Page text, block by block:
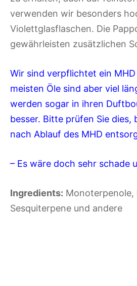
verwenden wir besonders
Violettglasflaschen. Die
gewährleisten zusätzlichen
Wir sind verpflichtet ein
meisten Öle sind aber viel
werden sogar in ihren
besser. Bitte prüfen Sie dies,
nach Ablauf des MHD
– Es wäre doch sehr schade
Ingredients: Monoterpenole,
Sesquiterpene und andere